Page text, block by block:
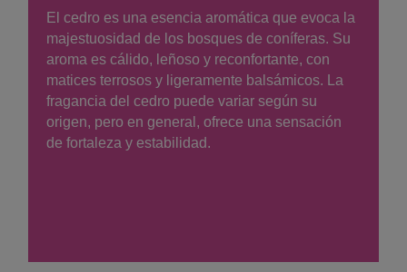
El cedro es una esencia aromática que evoca la
majestuosidad de los bosques de coníferas. Su
aroma es cálido, leñoso y reconfortante, con
matices terrosos y ligeramente balsámicos. La
fragancia del cedro puede variar según su
origen, pero en general, ofrece una sensación
de fortaleza y estabilidad.